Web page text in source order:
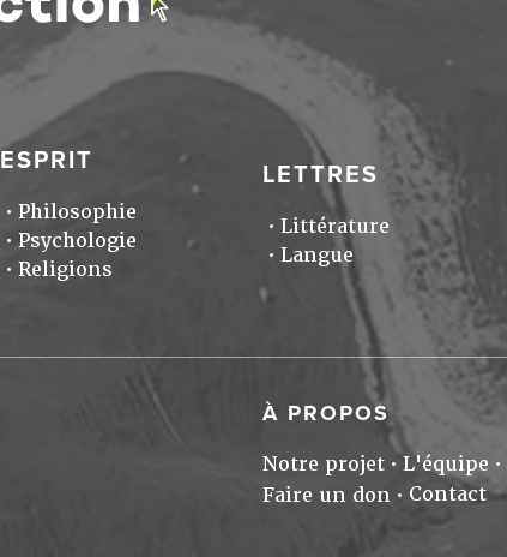
ESPRIT
Philosophie
Psychologie
Religions
LETTRES
Littérature
Langue
À PROPOS
Notre projet L'équipe
Faire un don
Contact